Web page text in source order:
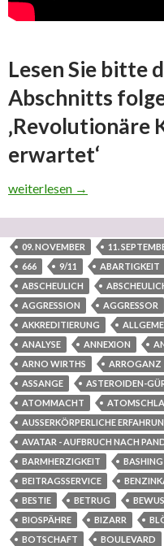
Lesen Sie bitte
Abschnitts
‚Revolutionäre
erwartet‘
Was sind die Gründe für
weiterlesen →
09. NOVEMBER 11.
666
9/11 ABARTIGKEIT
ABSCHEULICH
AGGRESSION
AGGRESSOR
AKKREDITIERUNG
ANALYSE
ANNEXION
ARNO WIRTHS
ARROGANZ
ASSANGE
ASTEROIDEN-
ATOMMACHT
AUSSERKÖRPERLICHE
AVATAR - AUFBRUCH NACH
BARMHERZIGKEIT
BASHING
BEITRAGSSERVICE
BESTIE
BETRUG
BIOSPÄHRE
BIZARR
BOTSCHAFT
BOULEVARD